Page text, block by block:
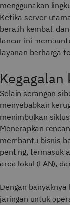
menggunakan
Ketika server
beralih kembali
lancar ini
layanan berharga
Selain serangan
menyebabkan
menimbulkan
Menerapkan
membantu bisnis
penting, termasuk
area lokal (LAN),
Dengan
jaringan untuk